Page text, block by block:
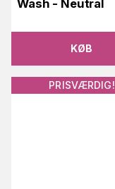
Wash - Neutral
KØB
PRISVÆRDIG!